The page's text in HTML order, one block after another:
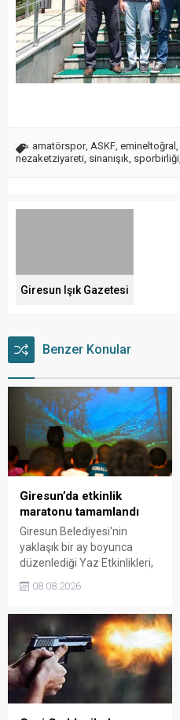
amatörspor, ASKF emineltoğral
nezaketziyareti sinanışık sporbirliği
Giresun Işık Gazetesi
Benzer Konular
Giresun’da etkinlik
maratonu tamamlandı
Giresun Belediyesi'nin
yaklaşık bir ay boyunca
düzenlediği Yaz Etkinlikleri,
binlerce vatandaşı kültür,
sanat ve eğlenceyle
organizasyonun ardından
Kadın El Emeği Pazarı'nın
süresi de 16 Ağustos'a
kadar uzatıldı.
08.08.2026